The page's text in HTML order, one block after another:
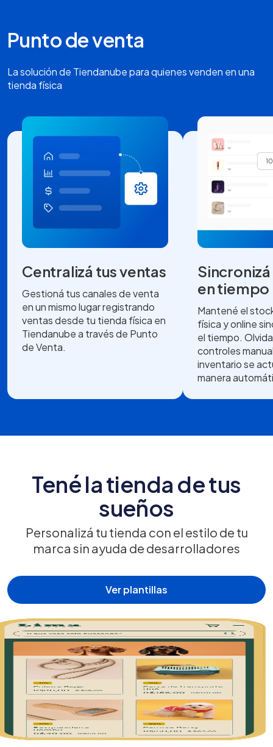
Punto de venta
La solución de Tiendanube para quienes venden en una
tienda física
Centralizá tus ventas
Gestioná tus canales de venta
en un mismo lugar registrando
ventas desde tu tienda física en
Tiendanube a través de Punto
de Venta.
en tiempo
Mantené el
física y online
el tiempo.
controles
inventario se
manera
Tené la tienda de tus
sueños
Personalizá tu tienda con el estilo de tu
marca sin ayuda de desarrolladores
Ver plantillas